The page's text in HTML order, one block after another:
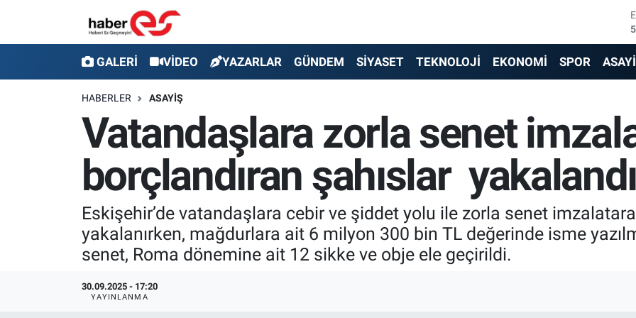
GALERİ VİDEO YAZARLAR GÜNDEM SİYASET TEKNOLOJİ EKONOMİ SPOR
HABERLER ASAYİŞ
Vatandaşlara zorla senet
borçlandıran şahıslar yakalandı
Eskişehir’de vatandaşlara cebir ve şiddet yolu ile zorla senet
yakalanırken, mağdurlara ait 6 milyon 300 bin TL değerinde isme
senet, Roma dönemine ait 12 sikke ve obje ele geçirildi.
30.09.2025 - 17:20
YAYINLANMA
YAZARLAR
GÜNDEM
TEKNOLOJİ
Eskişehir Nöbetçi Eczaneler
Eskişehir Trafik Yoğunluk Haritası
Süper Lig Puan Durumu ve Fikstür
Son Dakika Haberleri